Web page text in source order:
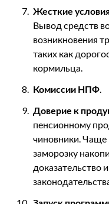
Жесткие
Вывод средств
возникновения
таких как
кормильца.
Комиссии НПФ.
Доверие к
пенсионному
чиновники.
заморозку
доказательство